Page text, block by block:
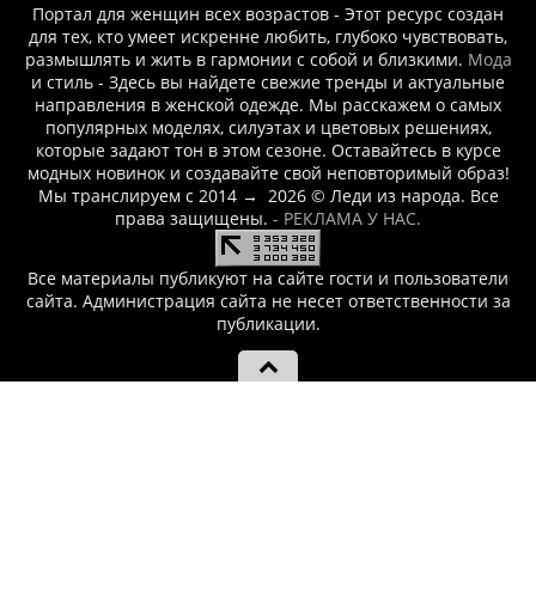
Портал для женщин всех возрастов - Этот ресурс создан
для тех, кто умеет искренне любить, глубоко чувствовать,
размышлять и жить в гармонии с собой и близкими. Мода
и стиль - Здесь вы найдете свежие тренды и актуальные
направления в женской одежде. Мы расскажем о самых
популярных моделях, силуэтах и цветовых решениях,
которые задают тон в этом сезоне. Оставайтесь в курсе
модных новинок и создавайте свой неповторимый образ!
Мы транслируем с 2014→ 2026© Леди из народа. Все
права защищены. - РЕКЛАМА У НАС.
Все материалы публикуют на сайте гости и пользователи
сайта. Администрация сайта не несет ответственности за
публикации.